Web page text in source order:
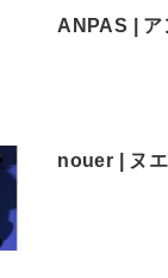
ANPAS | ア
nouer | ヌ